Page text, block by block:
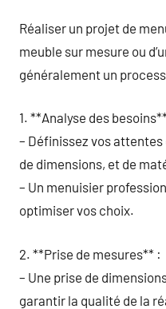
Réaliser un projet de
meuble sur mesure ou
généralement un
1. **Analyse des
– Définissez vos
de dimensions, et de
– Un menuisier
optimiser vos choix.
2. **Prise de mesures** :
– Une prise de
garantir la qualité de la